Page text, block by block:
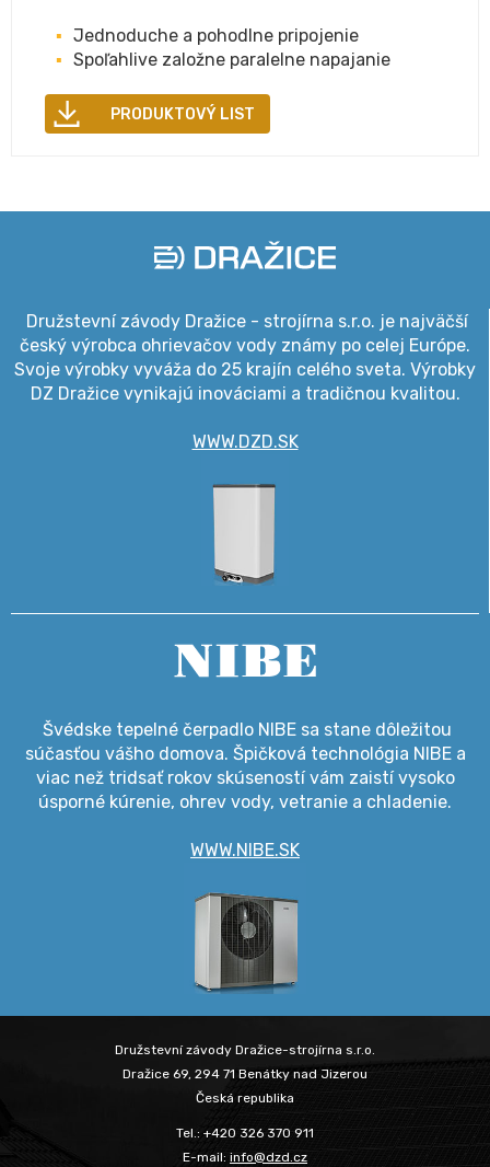
Jednoduche a pohodlne pripojenie
Spoľahlive založne paralelne napajanie
PRODUKTOVÝ LIST
Družstevní závody Dražice - strojírna s.r.o. je najväčší
český výrobca ohrievačov vody známy po celej Európe.
Svoje výrobky vyváža do 25 krajín celého sveta. Výrobky
DZ Dražice vynikajú inováciami a tradičnou kvalitou.
WWW.DZD.SK
Švédske tepelné čerpadlo NIBE sa stane dôležitou
súčasťou vášho domova. Špičková technológia NIBE a
viac než tridsať rokov skúseností vám zaistí vysoko
úsporné kúrenie, ohrev vody, vetranie a chladenie.
WWW.NIBE.SK
Družstevní závody Dražice-strojírna s.r.o.
Dražice 69, 294 71 Benátky nad Jizerou
Česká republika
Tel.: +420 326 370 911
E-mail: info@dzd.cz